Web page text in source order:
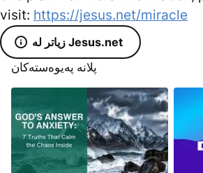
visit: https://jesus.net/miracle
زیاتر لە Jesus.net
پلانە پەیوەستەکان